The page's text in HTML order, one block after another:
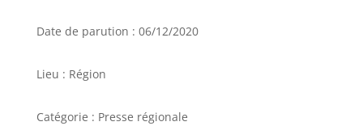
Date de parution : 06/12/2020
Lieu : Région
Catégorie : Presse régionale